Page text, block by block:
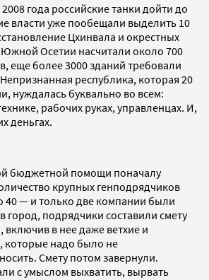
2008 года российские танки дойти до
власти уже пообещали выделить 10
Цхинвала и окрестных
Осетии насчитали около 700
еще более 3000 зданий требовали
республика, которая 20
нуждалась буквально во всем:
рабочих руках, управленцах. И,
деньгах.
бюджетной помощи поначалу
крупных генподрядчиков
40 — и только две компании были
город, подрядчики составили смету
включив в нее даже ветхие и
которые надо было не
Смету потом завернули.
с умыслом выхватить, вырвать